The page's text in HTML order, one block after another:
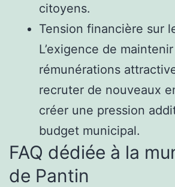
citoyens.
Tension financière sur
L’exigence de
rémunérations
recruter de nouveaux
créer une pression
budget municipal.
FAQ dédiée à la
de Pantin